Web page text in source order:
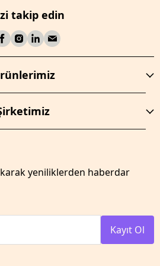
takip edin
yeniliklerden haberdar
Kayıt Ol